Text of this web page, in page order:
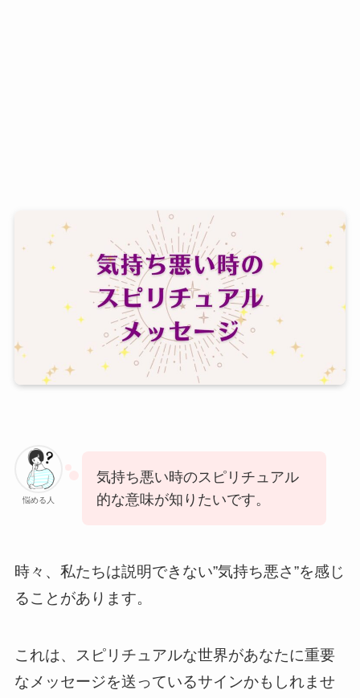
悩める人
気持ち悪い時のスピリチュアル
的な意味が知りたいです。
時々、私たちは説明できない”気持ち悪さ”を感じ
ることがあります。
これは、スピリチュアルな世界があなたに重要
なメッセージを送っているサインかもしれませ